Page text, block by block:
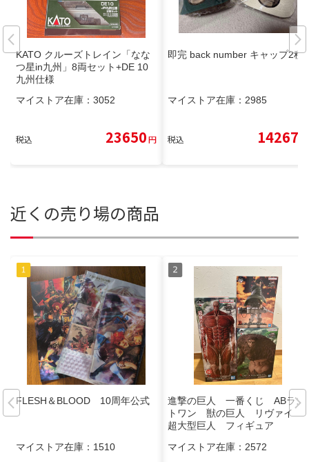
KATO クルーズトレイン「なな
つ星in九州」8両セット+DE 10
九州仕様
マイストア在庫： 3052
税込 23650円
即完 back number キャップ2種
マイストア在庫： 2985
税込 14267
近くの売り場の商品
FLESH＆BLOOD 10周年公式
マイストア在庫： 1510
進撃の巨人 一番くじ ABラス
トワン 獣の巨人 リヴァイ
超大型巨人 フィギュア
マイストア在庫： 2572